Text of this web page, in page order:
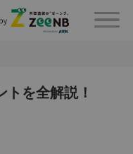
を全解説！